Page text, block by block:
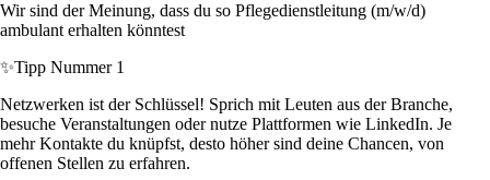
Wir sind der Meinung, dass du so Pflegedienstleitung (m/w/d)
ambulant erhalten könntest
✨Tipp Nummer 1
Netzwerken ist der Schlüssel! Sprich mit Leuten aus der Branche,
besuche Veranstaltungen oder nutze Plattformen wie LinkedIn. Je
mehr Kontakte du knüpfst, desto höher sind deine Chancen, von
offenen Stellen zu erfahren.